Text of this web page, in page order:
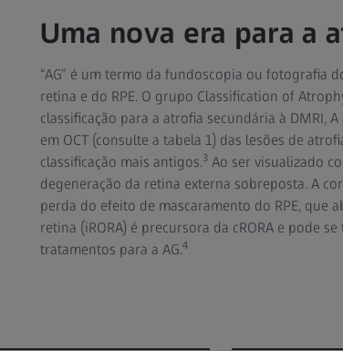
Uma nova era para a
“AG” é um termo da fundoscopia ou fotografia
retina e do RPE. O grupo Classification of
classificação para a atrofia secundária à DMRI,
em OCT (consulte a tabela 1) das lesões de
classificação mais antigos.3Ao ser visualizado
degeneração da retina externa sobreposta. A
perda do efeito de mascaramento do RPE, que
retina (iRORA) é precursora da cRORA e pode
tratamentos para a AG.4